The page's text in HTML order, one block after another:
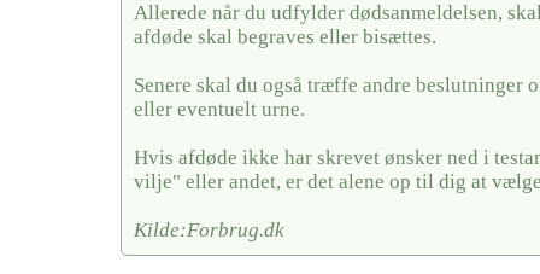
Allerede når du udfylder dødsanmeldelsen,
afdøde skal begraves eller bisættes.
Senere skal du også træffe andre beslutninger
eller eventuelt urne.
Hvis afdøde ikke har skrevet ønsker ned i
vilje" eller andet, er det alene op til dig at
Kilde:Forbrug.dk